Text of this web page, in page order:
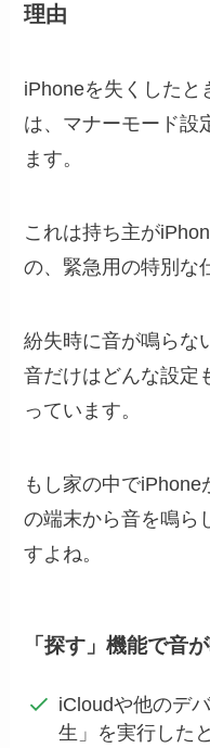
理由
iPhoneを失くしたと
は、マナーモード設
ます。
これは持ち主が
の、緊急用の特別な
紛失時に音が鳴らな
音だけはどんな設定
っています。
もし家の中で
の端末から音を鳴ら
すよね。
「探す」機能で音
iCloudや他のデ
生」を実行した